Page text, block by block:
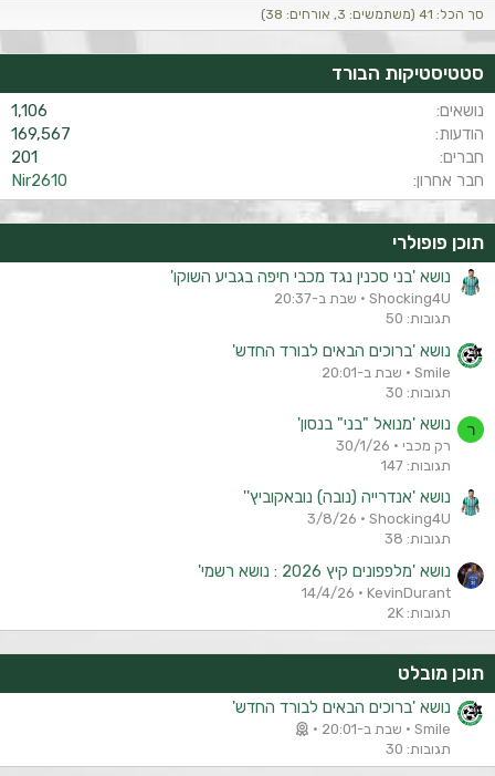
סך הכל: 41 (משתמשים: 3, אורחים: 38)
סטטיסטיקות הבורד
נושאים
1,106
הודעות
169,567
חברים
201
חבר אחרון
Nir2610
תוכן פופולרי
נושא 'בני סכנין נגד מכבי חיפה בגביע השוקו'
Shocking4U
שבת ב-20:37
תגובות: 50
נושא 'ברוכים הבאים לבורד החדש'
Smile
שבת ב-20:01
תגובות: 30
ר נושא 'מנואל "בני" בנסון'
רק מכבי
30/1/26
תגובות: 147
נושא 'אנדרייה (נובה) נובאקוביץ''
Shocking4U
3/8/26
תגובות: 38
נושא 'מלפפונים קיץ 2026 : נושא רשמי'
KevinDurant
14/4/26
תגובות: 2K
תוכן מובלט
נושא 'ברוכים הבאים לבורד החדש'
Smile
שבת ב-20:01
תגובות: 30